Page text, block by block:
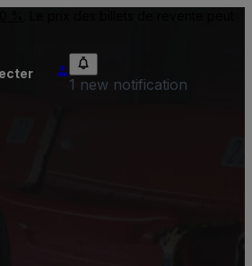
1 new notification